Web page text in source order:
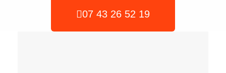
07 43 26 52 19